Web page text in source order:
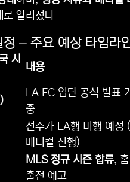
로 알려졌다
– 주요 예상 타임라
시
내용
LA FC 입단 공식 발표
중
선수가 LA행 비행 예정
메디컬 진행)
MLS 정규 시즌 합류,
출전 예고